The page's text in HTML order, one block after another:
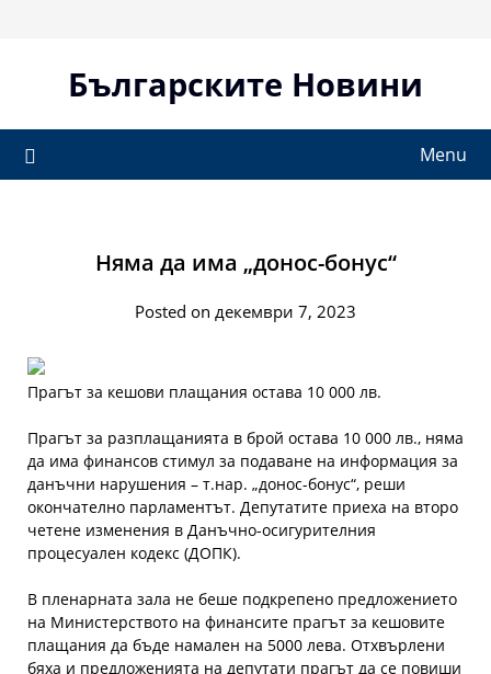
Българските Новини
Menu
Няма да има „донос-бонус“
Posted on декември 7, 2023
Прагът за кешови плащания остава 10 000 лв.
Прагът за разплащанията в брой остава 10 000 лв., няма
да има финансов стимул за подаване на информация за
данъчни нарушения – т.нар. „донос-бонус“, реши
окончателно парламентът. Депутатите приеха на второ
четене изменения в Данъчно-осигурителния
процесуален кодекс (ДОПК).
В пленарната зала не беше подкрепено предложението
на Министерството на финансите прагът за кешовите
плащания да бъде намален на 5000 лева. Отхвърлени
бяха и предложенията на депутати прагът да се повиши